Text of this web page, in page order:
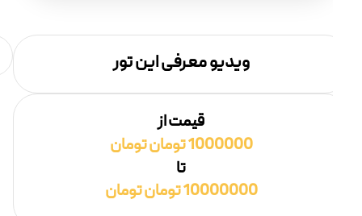
ویدیو معرفی این تور
قیمت از
1000000 تومان تومان
10000000 تومان تومان